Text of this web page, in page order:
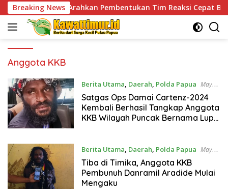
Skip
to
content
Breaking News
Arahkan Pembentukan Tim Reaksi Cepat Bencana
Anggota KKB
Berita Utama, Daerah, Polda Papua May
20, 2024
Satgas Ops Damai Cartenz-2024
Kembali Berhasil Tangkap Anggota
KKB Wilayah Puncak Bernama Lupa
Berita Utama, Daerah, Polda Papua May
12, 2024
Tiba di Timika, Anggota KKB
Pembunuh Danramil Aradide Mulai
Mengaku